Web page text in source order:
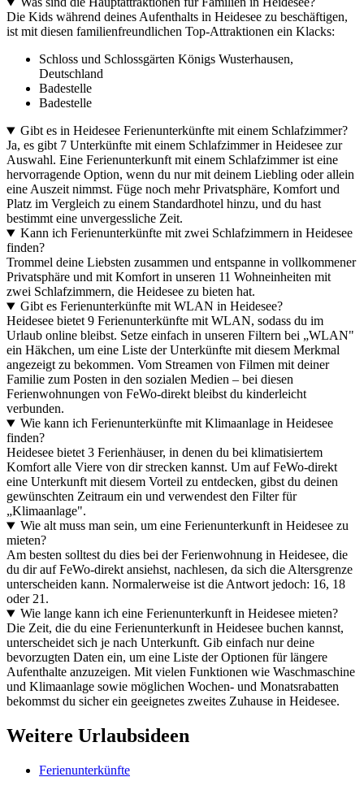
Die Kids während deines Aufenthalts in Heidesee zu beschäftigen,
ist mit diesen familienfreundlichen Top-Attraktionen ein Klacks:
Schloss und Schlossgärten Königs Wusterhausen,
Deutschland
Badestelle
Badestelle
Gibt es in Heidesee Ferienunterkünfte mit einem Schlafzimmer?
Ja, es gibt 7 Unterkünfte mit einem Schlafzimmer in Heidesee zur
Auswahl. Eine Ferienunterkunft mit einem Schlafzimmer ist eine
hervorragende Option, wenn du nur mit deinem Liebling oder allein
eine Auszeit nimmst. Füge noch mehr Privatsphäre, Komfort und
Platz im Vergleich zu einem Standardhotel hinzu, und du hast
bestimmt eine unvergessliche Zeit.
Kann ich Ferienunterkünfte mit zwei Schlafzimmern in Heidesee
finden?
Trommel deine Liebsten zusammen und entspanne in vollkommener
Privatsphäre und mit Komfort in unseren 11 Wohneinheiten mit
zwei Schlafzimmern, die Heidesee zu bieten hat.
Gibt es Ferienunterkünfte mit WLAN in Heidesee?
Heidesee bietet 9 Ferienunterkünfte mit WLAN, sodass du im
Urlaub online bleibst. Setze einfach in unseren Filtern bei „WLAN"
ein Häkchen, um eine Liste der Unterkünfte mit diesem Merkmal
angezeigt zu bekommen. Vom Streamen von Filmen mit deiner
Familie zum Posten in den sozialen Medien – bei diesen
Ferienwohnungen von FeWo-direkt bleibst du kinderleicht
verbunden.
Wie kann ich Ferienunterkünfte mit Klimaanlage in Heidesee
finden?
Heidesee bietet 3 Ferienhäuser, in denen du bei klimatisiertem
Komfort alle Viere von dir strecken kannst. Um auf FeWo-direkt
eine Unterkunft mit diesem Vorteil zu entdecken, gibst du deinen
gewünschten Zeitraum ein und verwendest den Filter für
„Klimaanlage".
Wie alt muss man sein, um eine Ferienunterkunft in Heidesee zu
mieten?
Am besten solltest du dies bei der Ferienwohnung in Heidesee, die
du dir auf FeWo-direkt ansiehst, nachlesen, da sich die Altersgrenze
unterscheiden kann. Normalerweise ist die Antwort jedoch: 16, 18
oder 21.
Wie lange kann ich eine Ferienunterkunft in Heidesee mieten?
Die Zeit, die du eine Ferienunterkunft in Heidesee buchen kannst,
unterscheidet sich je nach Unterkunft. Gib einfach nur deine
bevorzugten Daten ein, um eine Liste der Optionen für längere
Aufenthalte anzuzeigen. Mit vielen Funktionen wie Waschmaschine
und Klimaanlage sowie möglichen Wochen- und Monatsrabatten
bekommst du sicher ein geeignetes zweites Zuhause in Heidesee.
Weitere Urlaubsideen
Ferienunterkünfte